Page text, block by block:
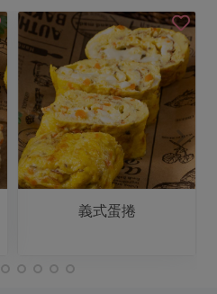
義式蛋捲